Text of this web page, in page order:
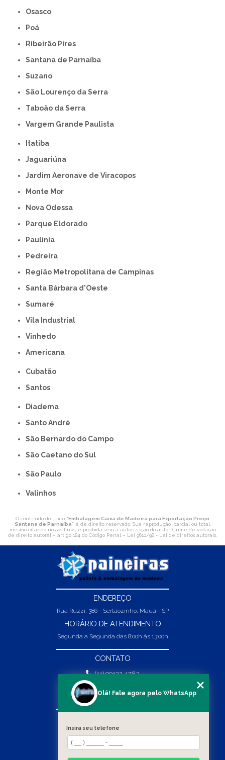
Osasco
Poá
Ribeirão Pires
Santana de Parnaíba
Suzano
São Lourenço da Serra
Taboão da Serra
Vargem Grande Paulista
Itatiba
Jaguariúna
Jardim Aeronave de Viracopos
Monte Mor
Nova Odessa
Parque Eldorado
Paulínia
Pedreira
Região Metropolitana de Campinas
Santa Bárbara d'Oeste
Sumaré
Vila Industrial
Vinhedo
americana
Cubatão
Santos
Diadema
Santo André
São Bernardo do Campo
São Caetano do Sul
São Paulo
Valinhos
O conteúdo do texto "Embalagem Caixa de Madeira para Exportação Preço
Santana de Parnaíba" é de direito reservado. Sua reprodução, parcial ou total,
mesmo citando nossos links, é proibida sem a autorização do autor. Crime de violação
de direito autoral – artigo 184 do Código Penal – Lei 9610/98 - Lei de direitos autorais
ENDEREÇO
Rua Ruzzi, 386 - Sertãozinho, Mauá - SP
HORÁRIO DE ATENDIMENTO
Segunda a Segunda das 8:00h às 13:00h
CONTATO
(11) 99132-1783
(11) 99132-1783
vendas@abpaineiras.com.br
SOBRE NÓS
PRODUTOS
Olá! Fale agora pelo WhatsApp
Insira seu telefone